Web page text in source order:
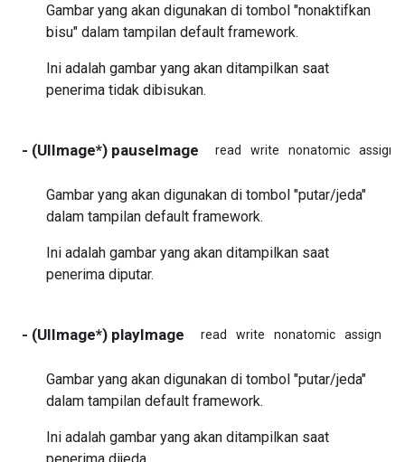
Gambar yang akan digunakan di tombol "nonaktifkan
bisu" dalam tampilan default framework.
Ini adalah gambar yang akan ditampilkan saat
penerima tidak dibisukan.
- (UIImage*) pauseImage read write nonatomic assign
Gambar yang akan digunakan di tombol "putar/jeda"
dalam tampilan default framework.
Ini adalah gambar yang akan ditampilkan saat
penerima diputar.
- (UIImage*) playImage read write nonatomic assign
Gambar yang akan digunakan di tombol "putar/jeda"
dalam tampilan default framework.
Ini adalah gambar yang akan ditampilkan saat